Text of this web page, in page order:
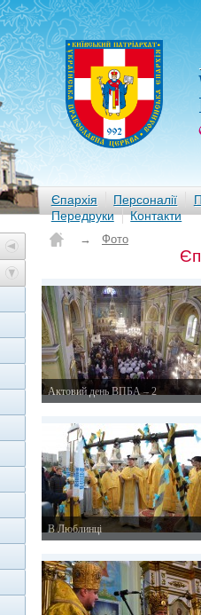
Єпархія Персоналії
Передруки
Контакти
→ Фото
Актовий день ВПБА – 2
В Люблинці